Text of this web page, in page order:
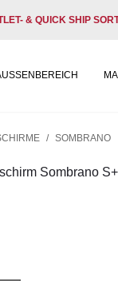
& QUICK SHIP
/ SOMBRANO
Sombrano